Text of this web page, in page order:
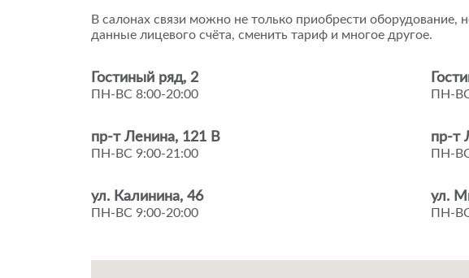
В салонах связи можно не только приобрести оборудование,
данные лицевого счёта, сменить тариф и многое другое.
Гостиный ряд, 2
ПН-ВС 8:00-20:00 ПН-
пр-т Ленина, 121 В
ПН-ВС 9:00-21:00
пр-т
ПН-
ул. Калинина, 46
ПН-ВС 9:00-20:00
ул.
ПН-